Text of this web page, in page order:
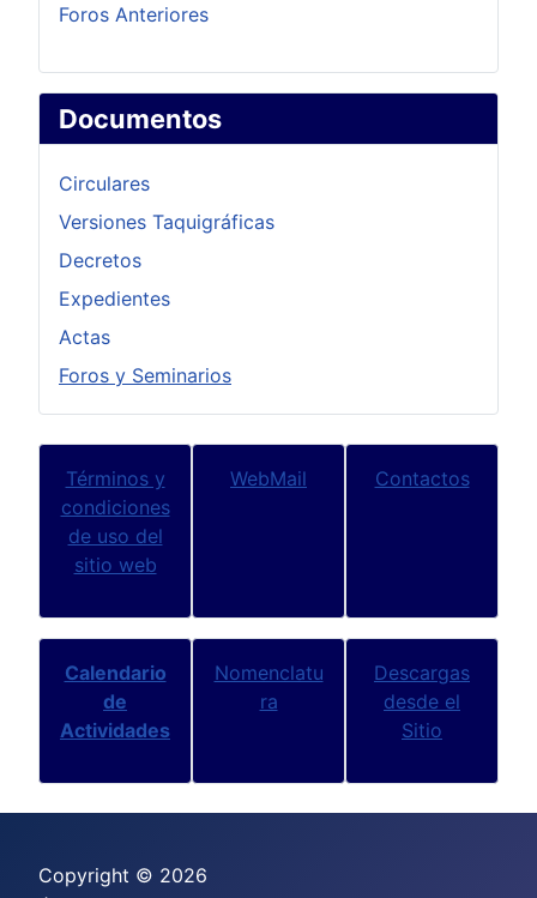
Foros Anteriores
Documentos
Circulares
Versiones Taquigráficas
Decretos
Expedientes
Actas
Foros y Seminarios
Términos y
condiciones
de uso del
sitio web
WebMail Contactos
Calendario
de
Actividades
Nomenclatu
ra
Descargas
desde el
Sitio
Copyright © 2026